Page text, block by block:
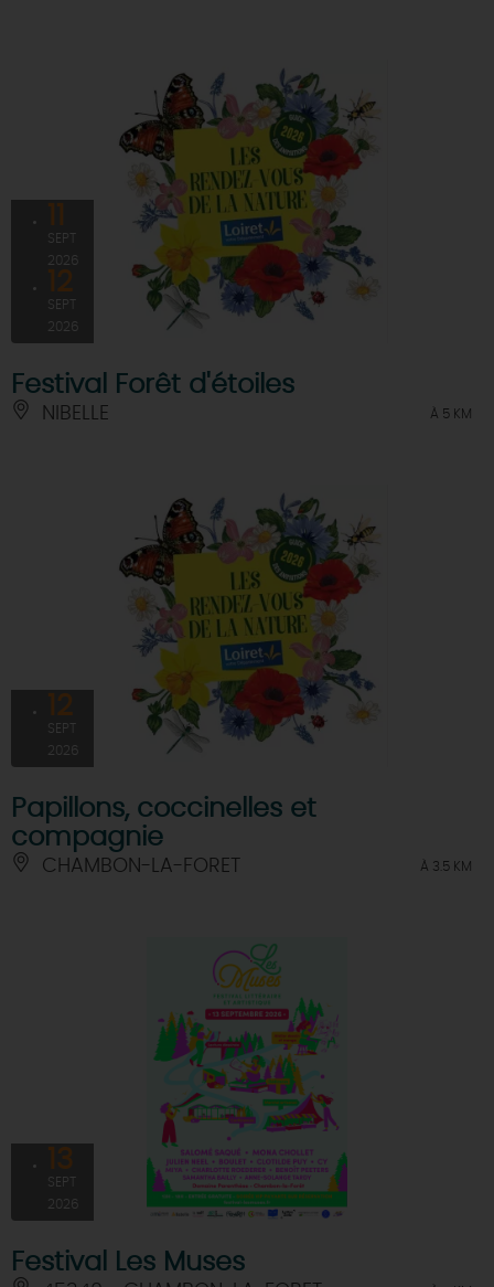
11
SEPT
2026
12
SEPT
2026
Festival Forêt d'étoiles
NIBELLE À 5 KM
12
SEPT
2026
Papillons, coccinelles et
compagnie
CHAMBON-LA-FORET À 3.5 KM
13
SEPT
2026
Festival Les Muses